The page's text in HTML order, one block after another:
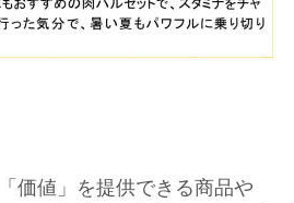
価値」を提供できる商品や